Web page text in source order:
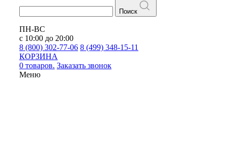
Поиск
ПН-ВС
с 10:00 до 20:00
8 (800) 302-77-06 8 (499) 348-15-11
КОРЗИНА
0 товаров. Заказать звонок
Меню